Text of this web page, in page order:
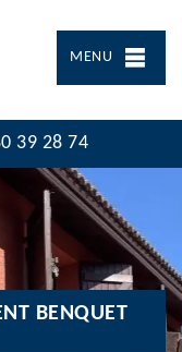
MENU
39 28 74
BENQUET